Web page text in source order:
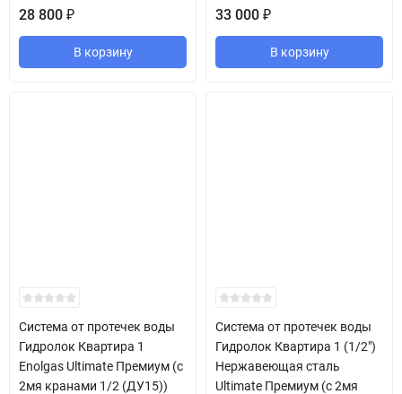
28 800 ₽
В корзину
33 000 ₽
В корзину
Система от протечек воды
Гидролок Квартира 1
Enolgas Ultimate Премиум (с
2мя кранами 1/2 (ДУ15))
Система от протечек воды
Гидролок Квартира 1 (1/2")
Нержавеющая сталь
Ultimate Премиум (с 2мя